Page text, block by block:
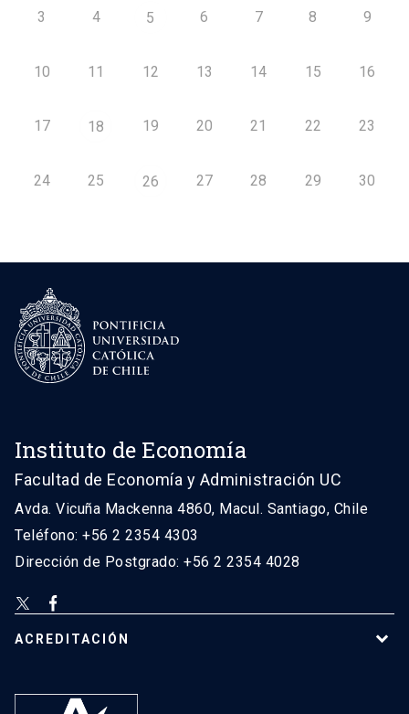
3 4 5 6 7 8 9
10 11 12 13 14 15 16
17 18 19 20 21 22 23
24 25 26 27 28 29 30
Instituto de Economía
Facultad de Economía y Administración UC
Avda. Vicuña Mackenna 4860, Macul. Santiago, Chile
Teléfono: +56 2 2354 4303
Dirección de Postgrado: +56 2 2354 4028
ACREDITACIÓN